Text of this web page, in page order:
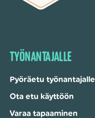
TYÖNANTAJALLE
Pyöräetu työnantajalle
Ota etu käyttöön
Varaa tapaaminen